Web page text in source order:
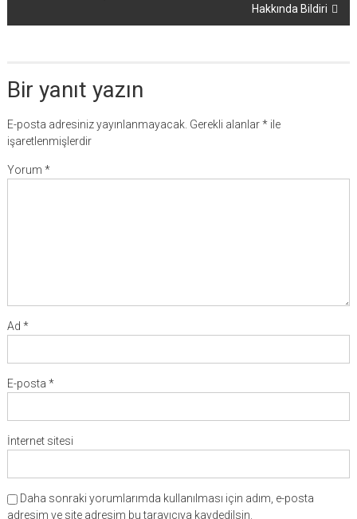
Hakkında Bildiri
Bir yanıt yazın
E-posta adresiniz yayınlanmayacak. Gerekli alanlar*ile
işaretlenmişlerdir
Yorum *
Ad *
E-posta *
İnternet sitesi
Daha sonraki yorumlarımda kullanılması için adım, e-posta
adresim ve site adresim bu tarayıcıya kaydedilsin.